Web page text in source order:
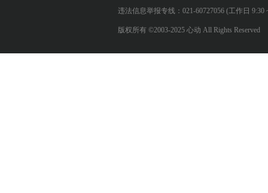
违法信息举报专线：021-60727056 (工作日 9:30
版权所有 ©2003-2025 心动 All Rights Reserved